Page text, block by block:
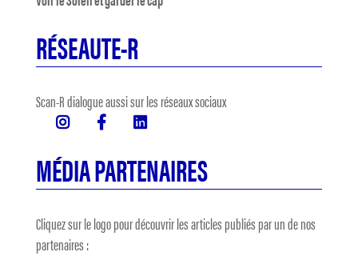
RÉSEAUTE-R
Scan-R dialogue aussi sur les réseaux sociaux
MÉDIA PARTENAIRES
Cliquez sur le logo pour découvrir les articles publiés par un de nos
partenaires :